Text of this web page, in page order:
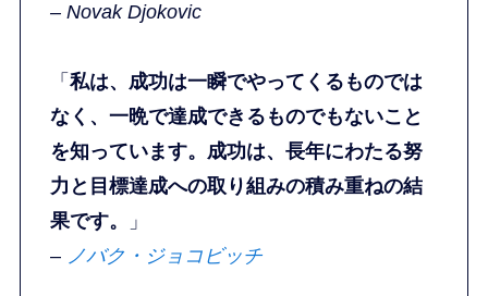
– Novak Djokovic
「 私は、成功は一瞬でやってくるものでは
なく、一晩で達成できるものでもないこと
を知っています。成功は、長年にわたる努
力と目標達成への取り組みの積み重ねの結
果です。
」
– ノバク・ジョコビッチ